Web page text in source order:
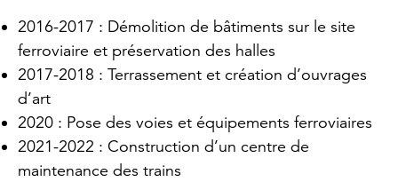
2016-2017 : Démolition de bâtiments sur le site
ferroviaire et préservation des halles
2017-2018 : Terrassement et création d’ouvrages
d’art
2020 : Pose des voies et équipements ferroviaires
2021-2022 : Construction d’un centre de
maintenance des trains